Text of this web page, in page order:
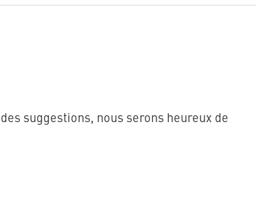
suggestions, nous serons heureux de